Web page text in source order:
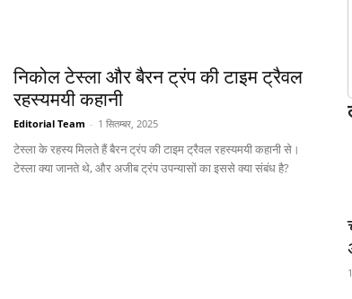
निकोल टेस्ला और बैरन ट्रंप की टाइम ट्रैवल
रहस्यमयी कहानी
Editorial Team - 1 सितम्बर, 2025
टेस्ला के रहस्य मिलते हैं बैरन ट्रंप की टाइम ट्रैवल रहस्यमयी कहानी से।
टेस्ला क्या जानते थे, और अजीब ट्रंप उपन्यासों का इससे क्या संबंध है?